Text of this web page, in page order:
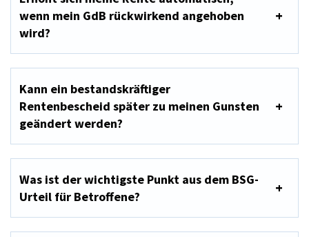
wenn mein GdB rückwirkend angehoben
wird?
Kann ein bestandskräftiger
Rentenbescheid später zu meinen Gunsten
geändert werden?
Was ist der wichtigste Punkt aus dem BSG-
Urteil für Betroffene?